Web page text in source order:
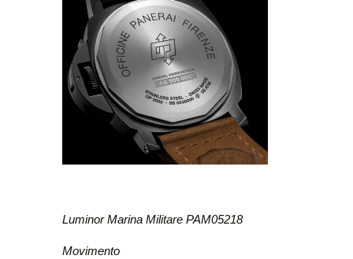
Luminor Marina Militare PAM05218
Movimento